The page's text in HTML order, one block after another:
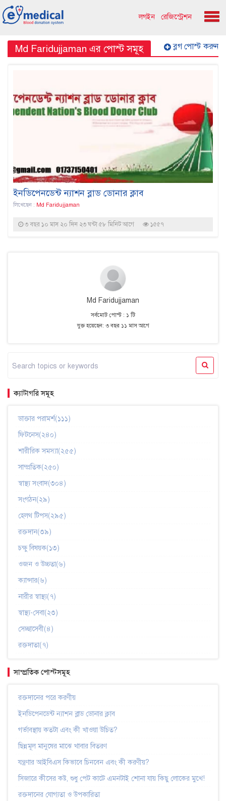
লগইন রেজিস্ট্রেশন
Md Faridujjaman এর পোস্ট সমূহ ব্লগ পোস্ট করুন
ইনডিপেনডেন্ট ন্যাশন ব্লাড ডোনার ক্লাব
লিখেছেন : Md Faridujjaman
৩ বছর ১০ মাস ২০ দিন ২৩ ঘন্টা ৫৮ মিনিট আগে ১৫৫৭
Md Faridujjaman
সর্বমোট পোস্ট : ১ টি
যুক্ত হয়েছেন: ৩ বছর ১১ মাস আগে
ক্যাটাগরি সমূহ
ডাক্তার পরামর্শ(১১১)
ফিটনেস(২৪০)
শারীরিক সমস্যা(২৫৫)
সাম্প্রতিক(২৫০)
স্বাস্থ্য সংবাদ(৩০৪)
সংগঠন(২৯)
হেলথ টিপস(২৯৫)
রক্তদান(৩৯)
চক্ষু বিষয়ক(১৩)
ওজন ও উচ্চতা(৬)
ক্যান্সার(৬)
নারীর স্বাস্থ্য(৭)
স্বাস্থ্য-সেবা(২৩)
সেচ্ছাসেবী(৪)
রক্তদাতা(৭)
সাম্প্রতিক পোস্টসমূহ
রক্তদানের পরে করণীয়
ইনডিপেনডেন্ট ন্যাশন ব্লাড ডোনার ক্লাব
গর্ভাবস্থায় কতটা এবং কী খাওয়া উচিত?
ছিন্নমূল মানুষের মাঝে খাবার বিতরণ
যন্ত্রণার আইবিএস কিভাবে চিনবেন এবং কী করণীয়?
সিজারে কীসের কষ্ট, শুধু পেট কাটে এমনটাই শোনা যায় কিছু লোকের মুখে!
রক্তদানের যোগ্যতা ও উপকারিতা